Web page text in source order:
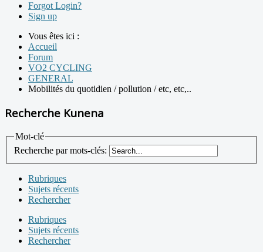
Forgot Login?
Sign up
Vous êtes ici :
Accueil
Forum
VO2 CYCLING
GENERAL
Mobilités du quotidien / pollution / etc, etc,..
Recherche Kunena
Mot-clé
Recherche par mots-clés:
Rubriques
Sujets récents
Rechercher
Rubriques
Sujets récents
Rechercher